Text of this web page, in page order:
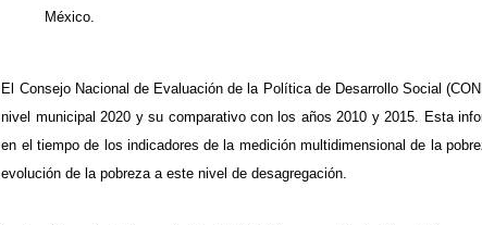
México.
El Consejo Nacional de Evaluación de la Política de Desarrollo Social
nivel municipal 2020 y su comparativo con los años 2010 y 2015. Esta
en el tiempo de los indicadores de la medición multidimensional de la
evolución de la pobreza a este nivel de desagregación.